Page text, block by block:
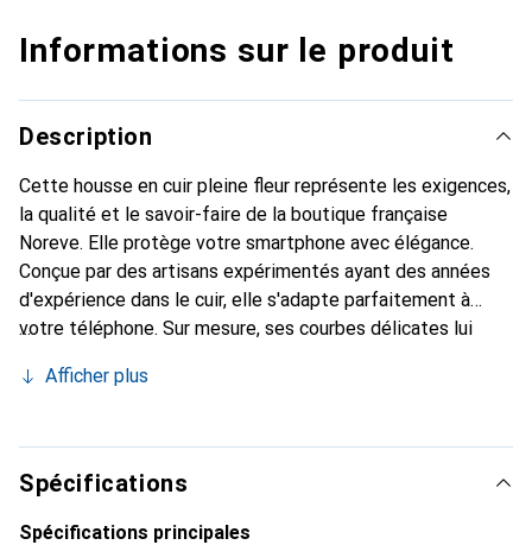
Informations sur le produit
Description
Cette housse en cuir pleine fleur représente les exigences,
la qualité et le savoir-faire de la boutique française
Noreve. Elle protège votre smartphone avec élégance.
Conçue par des artisans expérimentés ayant des années
d'expérience dans le cuir, elle s'adapte parfaitement à
votre téléphone. Sur mesure, ses courbes délicates lui
accessoire chic et indispensable pour votre smartphone.
haute qualité, la marque Noreve est un choix fiable pour
une clientèle exigeante.
Afficher plus
Spécifications
Spécifications principales